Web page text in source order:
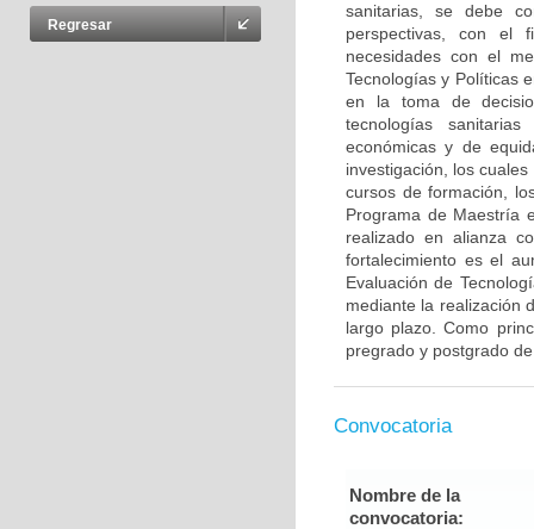
Regresar
sanitarias, se debe
perspectivas, con el
necesidades con el
Tecnologías y Políticas
en la toma de
tecnologías
económicas y de
investigación, los
cursos de formación,
Programa de Maestría
realizado en alianza
fortalecimiento es el
Evaluación de
mediante la realización
largo plazo. Como
pregrado y postgrado
Convocatoria
Nombre de la
convocatoria: